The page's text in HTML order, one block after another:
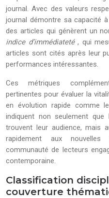
journal. Avec des valeurs
journal démontre sa capacité
des articles qui génèrent un
indice d’immédiateté, qui
articles sont cités après leur
performances intéressantes.
Ces métriques
pertinentes pour évaluer la
en évolution rapide comme
indiquent non seulement
trouvent leur audience, mais
rapidement aux nouvelles
communauté de lecteurs
contemporaine.
Classification
couverture